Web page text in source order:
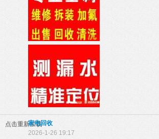
点击重新加载
家电回收
2026-1-26 19:17